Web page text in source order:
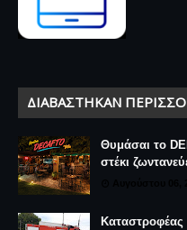
ΔΙΑΒΆΣΤΗΚΑΝ
Θυμάσαι το
στέκι
Καταστροφέας